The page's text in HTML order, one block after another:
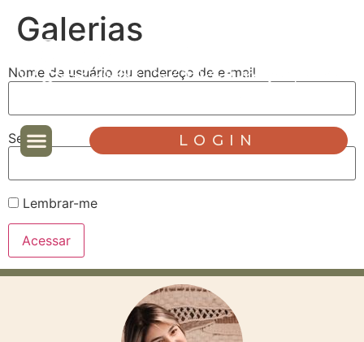
LOGIN
Galerias
Nome de usuário ou endereço de e-mail
Senha
Lembrar-me